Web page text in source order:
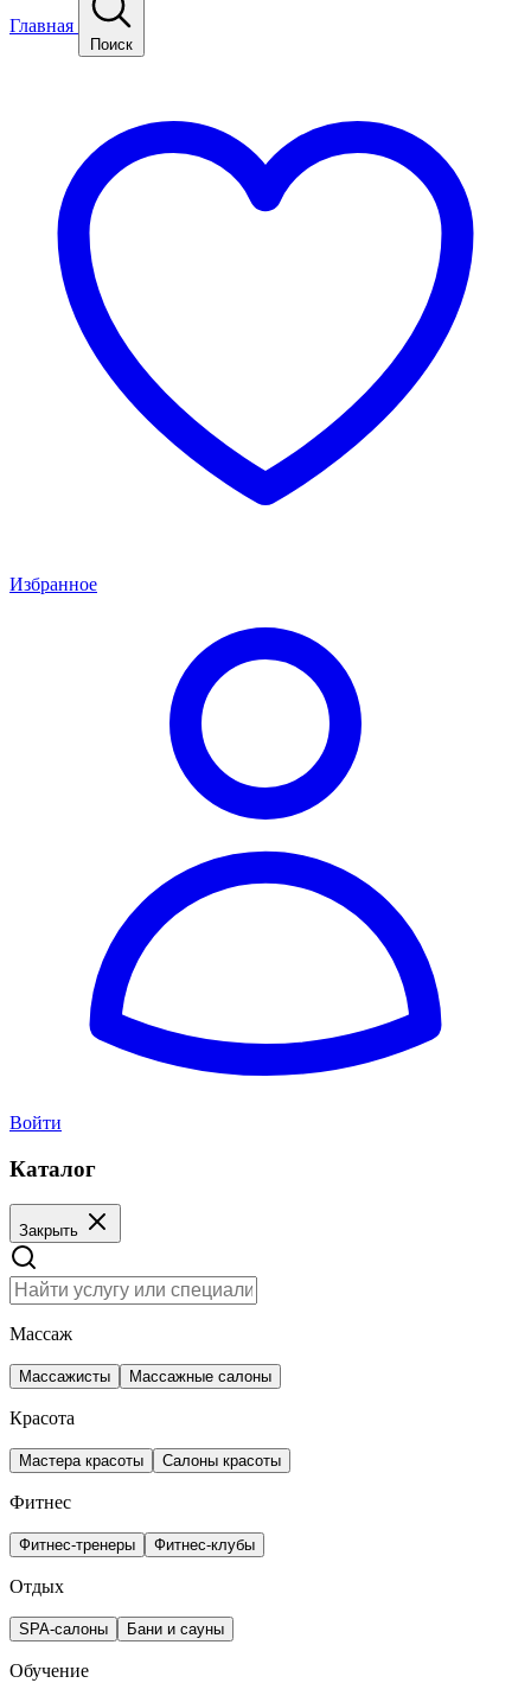
Главная
Поиск
Избранное
Войти
Каталог
Закрыть
Массаж
Массажисты Массажные салоны
Красота
Мастера красоты Салоны красоты
Фитнес
Фитнес-тренеры Фитнес-клубы
Отдых
SPA-салоны Бани и сауны
Обучение